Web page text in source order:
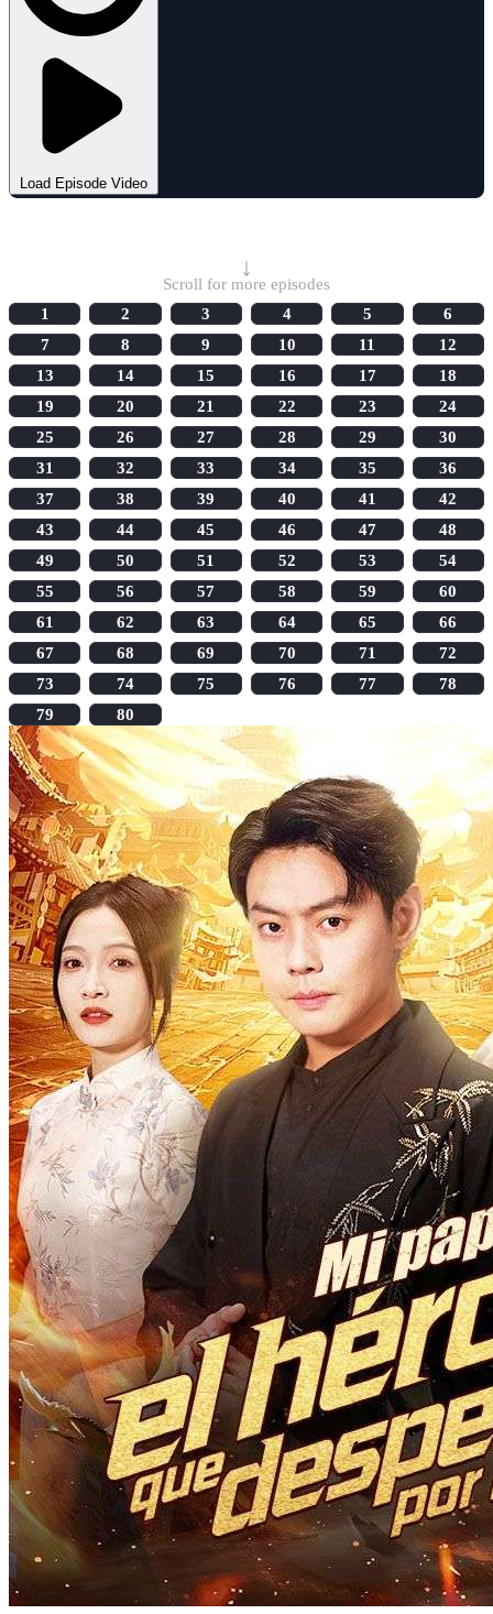
Load Episode Video
↓
Scroll for more episodes
1
2 3 4 5
6
7
8 9 10 11
12
13
14 15 16 17
18
19
20 21 22 23
24
25
26 27 28 29
30
31
32 33 34 35
36
37
38 39 40 41
42
43
44 45 46 47
48
49
50 51 52 53
54
55
56 57 58 59
60
61
62 63 64 65
66
67
68 69 70 71
72
73
74 75 76 77
78
79
80